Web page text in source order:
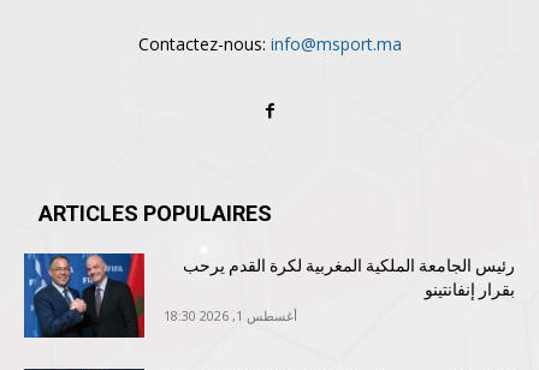
Contactez-nous: info@msport.ma
ARTICLES POPULAIRES
رئيس الجامعة الملكية المغربية لكرة القدم يرحب
بقرار إنفانتينو
أغسطس 1, 2026 18:30